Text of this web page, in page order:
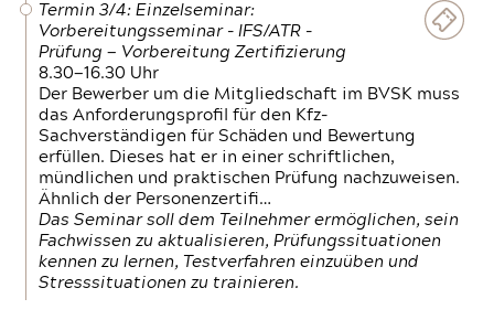
Termin 3/4: Einzelseminar:
Vorbereitungsseminar - IFS/ATR -
Prüfung — Vorbereitung Zertifizierung
8.30—16.30 Uhr
Der Bewerber um die Mitgliedschaft im BVSK muss
das Anforderungsprofil für den Kfz-
Sachverständigen für Schäden und Bewertung
erfüllen. Dieses hat er in einer schriftlichen,
mündlichen und praktischen Prüfung nachzuweisen.
Ähnlich der Personenzertifi…
Das Seminar soll dem Teilnehmer ermöglichen, sein
Fachwissen zu aktualisieren, Prüfungssituationen
kennen zu lernen, Testverfahren einzuüben und
Stresssituationen zu trainieren.